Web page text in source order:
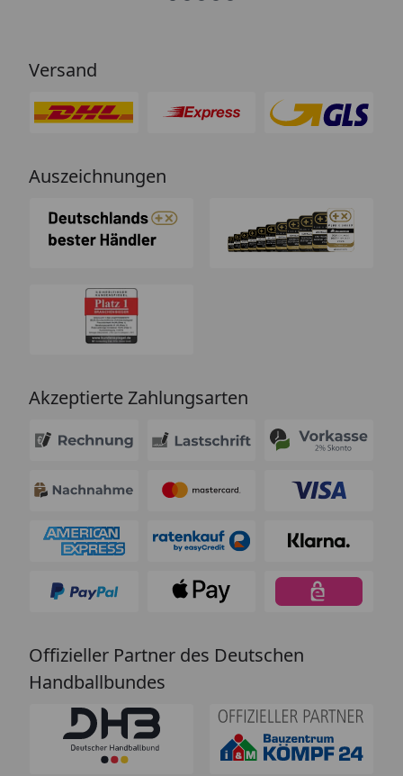
Versand
Auszeichnungen
Akzeptierte Zahlungsarten
Offizieller Partner des Deutschen
Handballbundes